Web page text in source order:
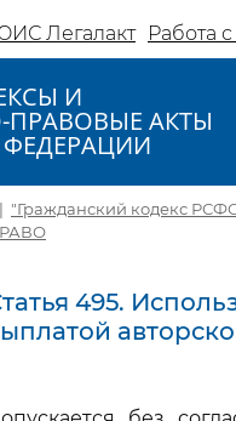
Легалакт Работа
И
АКТЫ
| "Гражданский кодекс
495.